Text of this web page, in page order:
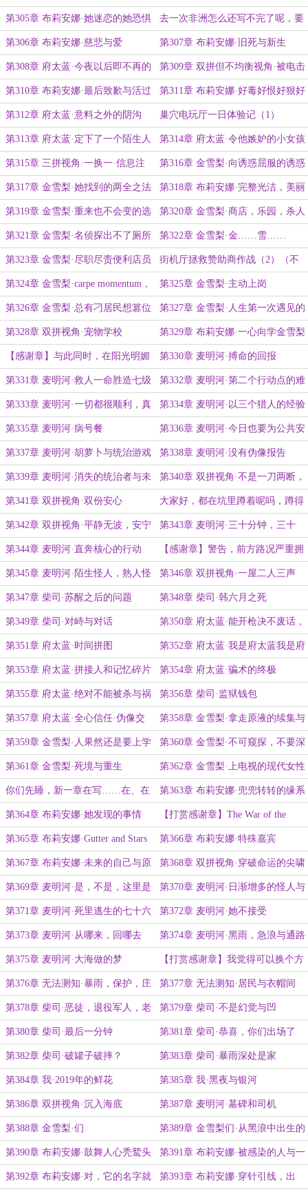
是秃鹫啊，是府太蓝啊
第305章 布莉安娜·她迷恋的她恐惧
的她渴望的但是
去一次非洲怎么还写不完了呢，要
不今天就算是最后一篇吧
第306章 布莉安娜·慈悲与爱 第307章 布莉安娜·旧死与新生
第308章 府太蓝·今夜以后即不再的
同伴
第309章 双拼但不均衡视角·被电击
倒的人
第310章 布莉安娜·最后致歉与活过
今夜
第311章 布莉安娜·好毒好恨好狠好
痛好爽快
第312章 府太蓝·意料之外的阴沟 巢穴电玩厅一日体验记（1）
第313章 府太蓝·定下了一个陌生人
的命运
第314章 府太蓝·令他嫉妒的小女孩
第315章 三拼视角·一换一·信息注
入太早·巢穴警局NSPD
第316章 金雪梨·向诱惑屈服的诱惑
第317章 金雪梨·她找到的两全之法 第318章 布莉安娜·完整光洁，美丽
可爱
第319章 金雪梨·重来也不会变的选
择
第320章 金雪梨·商店，乐园，杀人
（？）事件
第321章 金雪梨·名侦探出不了厕所
了
第322章 金雪梨·金……雪……
梨……
第323章 金雪梨·尽职尽责便利店员 街机厅拯救赞助商作战（2）（不
必介意标题变了，都是小事）
第324章 金雪梨·carpe momentum，
baby！
第325章 金雪梨·主动上岗
第326章 金雪梨·总有刁居民想篡位 第327章 金雪梨·人生第一次遇见的
事，社区公园，夜间大学
第328章 双拼视角·宠物学校 第329章 布莉安娜·一心向学金雪梨
【感谢章】与此同时，在阳光明媚
的巢穴公园相亲角里……
第330章 麦明河·搏命的回报
第331章 麦明河·救人一命胜造七级
浮……
第332章 麦明河·第二个行动点的难
度
第333章 麦明河·一切都很顺利，真
的
第334章 麦明河·以三个猎人的经验
保证
第335章 麦明河·病号餐 第336章 麦明河·今日也要为公共安
全负责
第337章 麦明河·胡萝卜与统治游戏
磨盘
第338章 麦明河·没有伪像报告
第339章 麦明河·消失的统治者与未
来的统治者
第340章 双拼视角·不是一刀两断，
而是一章两断
第341章 双拼视角·双份安心 大家好，都在坑里蹲着呢吗，蹲得
舒服吗？
第342章 双拼视角·平静无波，安宁
美梦
第343章 麦明河·三十分钟，三十
年，二十六天
第344章 麦明河·直奔核心的行动 【感谢章】警告，前方路况严重拥
堵
第345章 麦明河·陌生怪人，熟人怪
人，熟人
第346章 双拼视角·一屋二人三声
第347章 柴司·苏醒之后的问题 第348章 柴司·韩六月之死
第349章 柴司·对峙与对话 第350章 府太蓝·能开枪决不废话，
最后一章？
第351章 府太蓝·时间拼图 第352章 府太蓝·我是府太蓝我是府
太蓝你是韩六月
第353章 府太蓝·拼接人和记忆碎片 第354章 府太蓝·骗术的终极
第355章 府太蓝·绝对不能被杀与祸
水东引
第356章 柴司·监狱钱包
第357章 府太蓝·全心信任·伪像交
换·需要立即逃亡
第358章 金雪梨·拿走原液的续集与
气球笑脸
第359章 金雪梨·人果然还是要上学
啊
第360章 金雪梨·不可窥探，不要深
入，紧追不舍
第361章 金雪梨·死境与重生 第362章 金雪梨·上电视的现代女性
你们先睡，新一章在写……在、在
写的……
第363章 布莉安娜·兜兜转转的缘系
第364章 布莉安娜·她发现的事情 【打赏感谢章】The War of the
Nests
第365章 布莉安娜·Gutter and Stars 第366章 布莉安娜·特殊嘉宾
第367章 布莉安娜·未来的自己与原
本的目标
第368章 双拼视角·穿破命运的尖啸
第369章 麦明河·是，不是，这里是
工地
第370章 麦明河·日渐增多的怪人与
伊文
第371章 麦明河·死里逃生的七十六
岁
第372章 麦明河·她不接受
第373章 麦明河·从哪来，回哪去 第374章 麦明河·黑雨，急浪与通路
第375章 麦明河·大海做的梦 【打赏感谢章】我觉得可以换个方
式感谢姥姥
第376章 无法测知·暴雨，保护，庄
园
第377章 无法测知·居民与衣帽间
第378章 柴司·恶徒，退役军人，老
中医
第379章 柴司·不是幻觉与凹
第380章 柴司·最后一分钟 第381章 柴司·恭喜，你们出场了
第382章 柴司·破罐子破摔？ 第383章 柴司·暴雨深处是家
第384章 我·2019年的鲜花 第385章 我·黑夜与银河
第386章 双拼视角·沉入海底 第387章 麦明河·墓碑和司机
第388章 金雪梨·们 第389章 金雪梨们·从黑浪中出生的
东西
第390章 布莉安娜·鼓舞人心秃鹫头 第391章 布莉安娜·被感染的人与一
直在等她的人
第392章 布莉安娜·对，它的名字就 第393章 布莉安娜·穿针引线，出